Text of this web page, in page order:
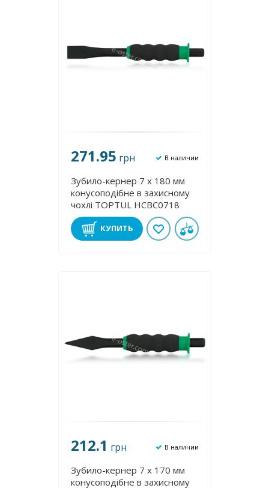
271.95 грн В наличии
Зубило-кернер 7 х 180 мм
конусоподібне в захисному
чохлі TOPTUL HCBC0718
КУПИТЬ
212.1 грн В наличии
Зубило-кернер 7 х 170 мм
конусоподібне в захисному